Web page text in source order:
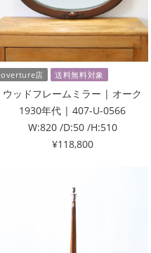
overture店 送料無料対象
ウッドフレームミラー | オーク
1930年代 | 407-U-0566
W:820 /D:50 /H:510
¥118,800